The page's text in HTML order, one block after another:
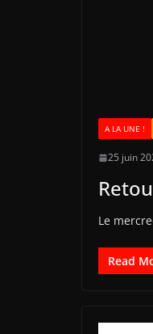
A LA UNE !
25 juin
Le
Read